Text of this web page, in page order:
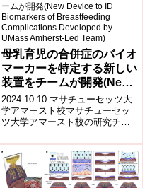
母乳育児の合併症のバイオ
マーカーを特定する新しい
装置をチームが開発(New
Device to ID Biomarkers
of Breastfeeding
Complications
Amherst-Led Team)
2024-10-10 マサチューセッツ大
学アマースト校マサチューセッ
ツ大学アマースト校の研究チー
ンを検出する新しいセンサーを
開発しま...